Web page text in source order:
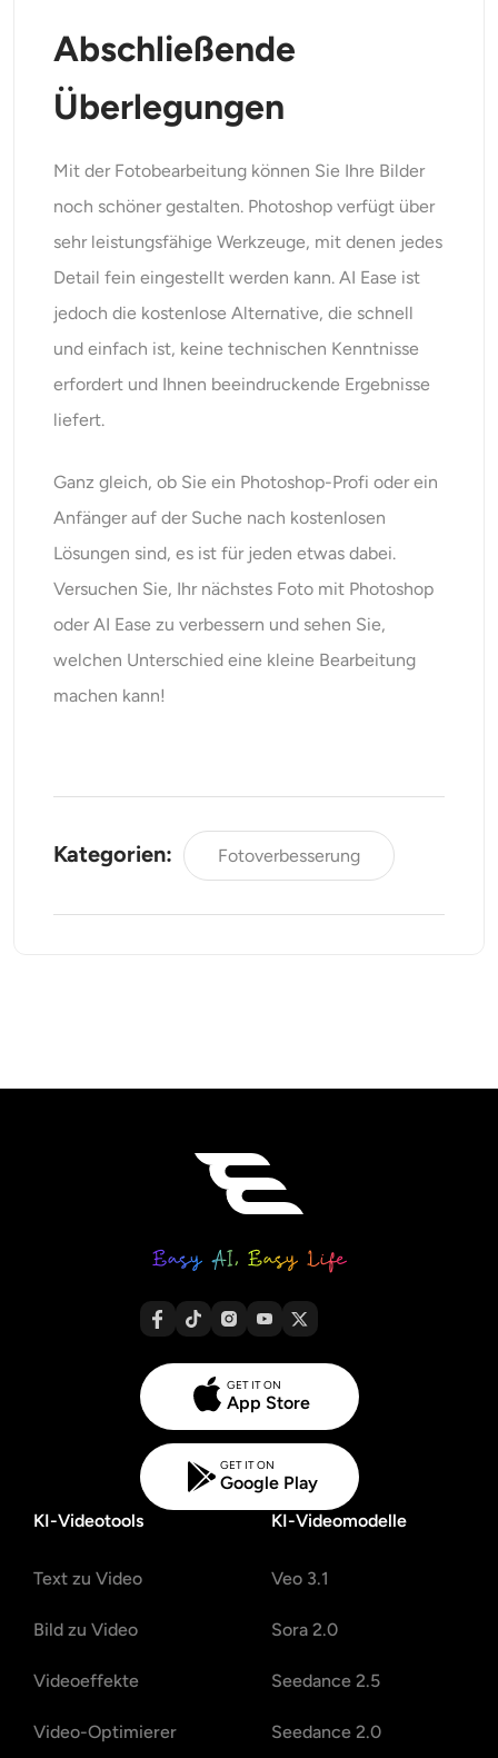
Abschließende
Überlegungen
Mit der Fotobearbeitung können Sie Ihre Bilder
noch schöner gestalten. Photoshop verfügt über
sehr leistungsfähige Werkzeuge, mit denen jedes
Detail fein eingestellt werden kann. AI Ease ist
jedoch die kostenlose Alternative, die schnell
und einfach ist, keine technischen Kenntnisse
erfordert und Ihnen beeindruckende Ergebnisse
liefert.
Ganz gleich, ob Sie ein Photoshop-Profi oder ein
Anfänger auf der Suche nach kostenlosen
Lösungen sind, es ist für jeden etwas dabei.
Versuchen Sie, Ihr nächstes Foto mit Photoshop
oder AI Ease zu verbessern und sehen Sie,
welchen Unterschied eine kleine Bearbeitung
machen kann!
Kategorien: Fotoverbesserung
GET IT ON
App Store
GET IT ON
Google Play
KI-Videotools
Text zu Video
Bild zu Video
Videoeffekte
Video-Optimierer
KI-Videomodelle
Veo 3.1
Sora 2.0
Seedance 2.5
Seedance 2.0